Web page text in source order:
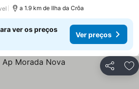
a 1.9 km de Ilha da Crôa
ver os preços
Ver preços
Partilhar